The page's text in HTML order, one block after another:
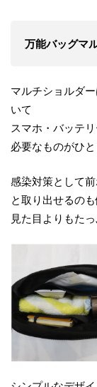
万能バッグマ
マルチショルダー
いて
スマホ・バッテ
必要なものがひ
感染対策として
と取り出せるの
見た目よりもた